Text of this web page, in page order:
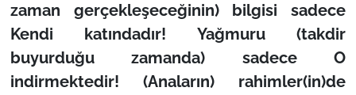
zaman gerçekleşeceğinin) bilgisi sadece
Kendi katındadır! Yağmuru (takdir
buyurduğu zamanda) sadece O
indirmektedir! (Anaların) rahimler(in)de